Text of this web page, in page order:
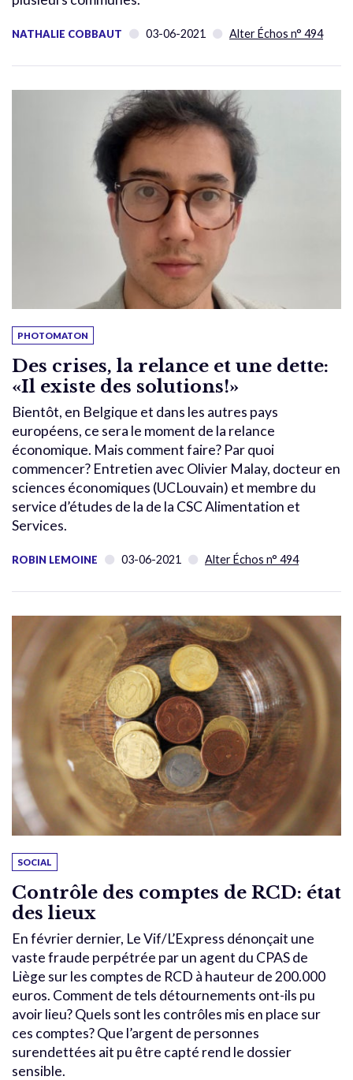
NATHALIE COBBAUT 03-06-2021 Alter Échos n° 494
PHOTOMATON
Des crises, la relance et une dette:
«Il existe des solutions!»
Bientôt, en Belgique et dans les autres pays
européens, ce sera le moment de la relance
économique. Mais comment faire? Par quoi
commencer? Entretien avec Olivier Malay, docteur en
sciences économiques (UCLouvain) et membre du
service d’études de la de la CSC Alimentation et
Services.
ROBIN LEMOINE 03-06-2021 Alter Échos n° 494
SOCIAL
Contrôle des comptes de RCD: état
des lieux
En février dernier, Le Vif/L’Express dénonçait une
vaste fraude perpétrée par un agent du CPAS de
Liège sur les comptes de RCD à hauteur de 200.000
euros. Comment de tels détournements ont-ils pu
avoir lieu? Quels sont les contrôles mis en place sur
ces comptes? Que l’argent de personnes
surendettées ait pu être capté rend le dossier
sensible.